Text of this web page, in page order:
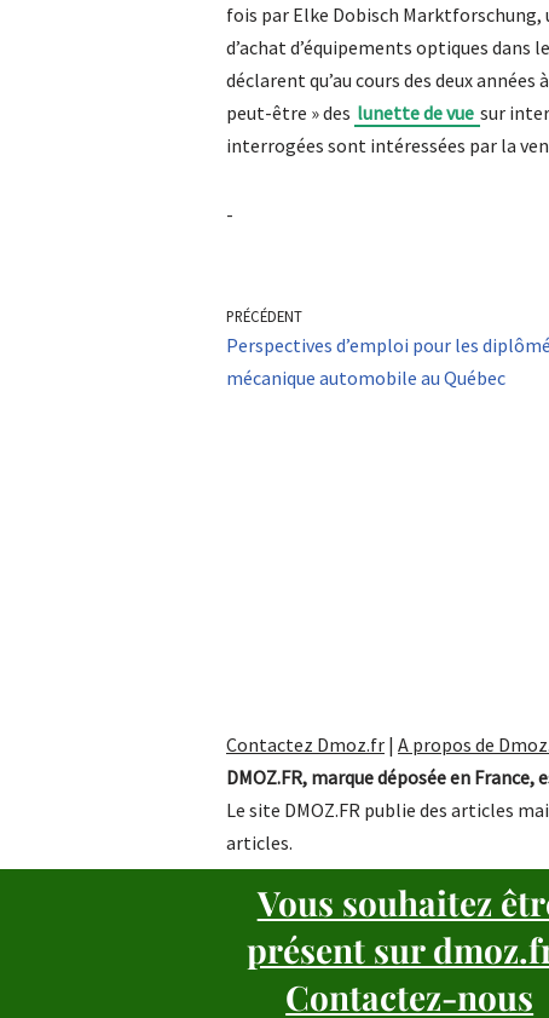
fois par Elke Dobisch
d’achat d’équipements optiques dans
déclarent qu’au cours des deux
peut-être » des lunette de vue sur
interrogées sont intéressées par la
-
PRÉCÉDENT
Perspectives d’emploi pour les
mécanique automobile au Québec
Contactez Dmoz.fr | A propos de
DMOZ.FR, marque déposée en
Le site DMOZ.FR publie des articles
articles.
Vous souhaitez
présent sur
Contactez-nous